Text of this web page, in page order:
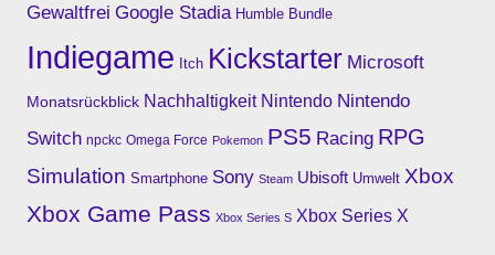
Gewaltfrei Google Stadia Humble Bundle
Indiegame Itch Kickstarter Microsoft
Monatsrückblick Nachhaltigkeit Nintendo Nintendo
Switch npckc Omega Force Pokemon PS5 Racing RPG
Simulation Smartphone Sony Steam Ubisoft Umwelt Xbox
Xbox Game Pass Xbox Series S Xbox Series X